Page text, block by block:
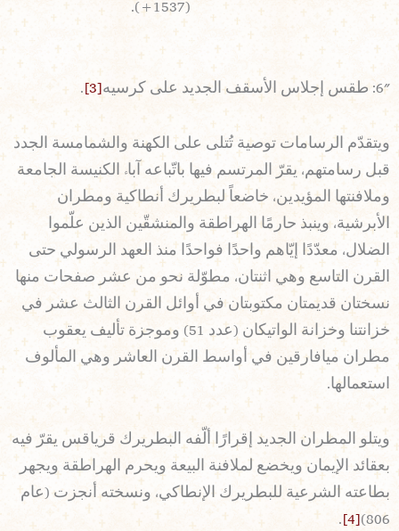
(1537+).
6″: طقس إجلاس الأسقف الجديد على كرسيه [3]
.
ويتقدّم الرسامات توصية تُتلى على الكهنة والشمامسة الجدد
قبل رسامتهم، يقرّ المرتسم فيها باتّباعه آباء الكنيسة الجامعة
وملافنتها المؤيدين، خاضعاً لبطريرك أنطاكية ومطران
الأبرشية، وينبذ حارمًا الهراطقة والمنشقّين الذين علّموا
الضلال، معدّدًا إيّاهم واحدًا فواحدًا منذ العهد الرسولي حتى
القرن التاسع وهي اثنتان، مطوّلة نحو من عشر صفحات منها
نسختان قديمتان مكتوبتان في أوائل القرن الثالث عشر في
خزانتنا وخزانة الواتيكان (عدد 51) وموجزة تأليف يعقوب
مطران ميافارقين في أواسط القرن العاشر وهي المألوف
استعمالها.
ويتلو المطران الجديد إقرارًا ألّفه البطريرك قرياقس يقرّ فيه
بعقائد الإيمان ويخضع لملافنة البيعة ويحرم الهراطقة ويجهر
بطاعته الشرعية للبطريرك الإنطاكي، ونسخته أنجزت (عام
806)
[4]
.